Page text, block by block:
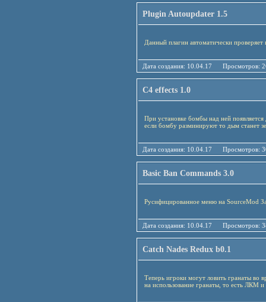
Plugin Autoupdater 1.5
Данный плагин автоматически
Дата создания: 10.04.17
C4 effects 1.0
При установке бомбы над ней
если бомбу разминируют то дым станет
Дата создания: 10.04.17
Basic Ban Commands 3.0
Русифицированное меню на SourceMod
Дата создания: 10.04.17
Catch Nades Redux b0.1
Теперь игроки могут ловить гранаты во
на использование гранаты, то есть ЛКМ